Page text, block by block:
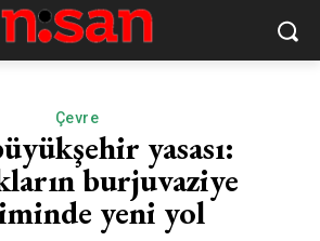
Çevre
yasası:
burjuvaziye
yeni yol